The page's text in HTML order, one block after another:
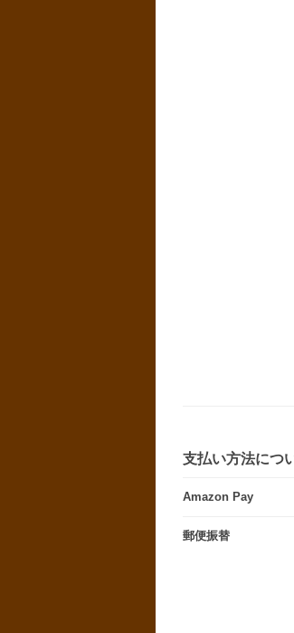
支払い方法につ
Amazon Pay
郵便振替